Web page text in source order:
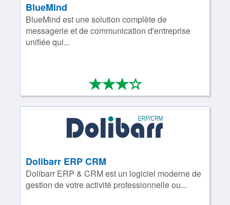
BlueMind
BlueMind est une solution complète de
messagerie et de communication d'entreprise
unifiée qui...
****
3/4
Dolibarr ERP CRM
Dolibarr ERP & CRM est un logiciel moderne de
gestion de votre activité professionnelle ou...